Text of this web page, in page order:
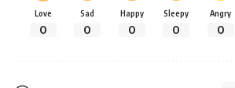
Love
0
Sad
0
Happy
0
Sleepy
0
Angry
0